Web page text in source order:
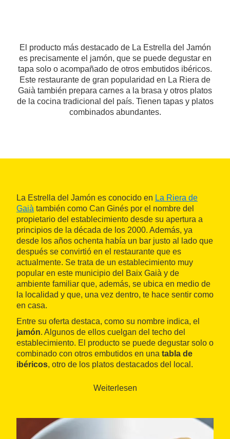
El producto más destacado de La Estrella del Jamón
es precisamente el jamón, que se puede degustar en
tapa solo o acompañado de otros embutidos ibéricos.
Este restaurante de gran popularidad en La Riera de
Gaià también prepara carnes a la brasa y otros platos
de la cocina tradicional del país. Tienen tapas y platos
combinados abundantes.
La Estrella del Jamón es conocido en La Riera de
Gaià también como Can Ginés por el nombre del
propietario del establecimiento desde su apertura a
principios de la década de los 2000. Además, ya
desde los años ochenta había un bar justo al lado que
después se convirtió en el restaurante que es
actualmente. Se trata de un establecimiento muy
popular en este municipio del Baix Gaià y de
ambiente familiar que, además, se ubica en medio de
la localidad y que, una vez dentro, te hace sentir como
en casa.
Entre su oferta destaca, como su nombre indica, el
jamón. Algunos de ellos cuelgan del techo del
establecimiento. El producto se puede degustar solo o
combinado con otros embutidos en una tabla de
ibéricos, otro de los platos destacados del local.
brasa y otros platos típicos de la cocina catalana y
almuerzo o una comida del día a día.
La capacidad del local se ve ampliada en verano,
Weiterlesen